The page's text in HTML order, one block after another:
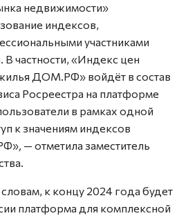
недвижимости»
индексов,
участниками
частности, «Индекс цен
ДОМ.РФ» войдёт в состав
Росреестра на платформе
в рамках одной
к значениям индексов
, — отметила заместитель
к концу 2024 года будет
платформа для комплексной